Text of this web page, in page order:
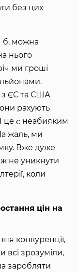
без цих
б, можна
нього
ми гроші
з ЄС та США
рахують
це є неабияким
жаль, ми
Вже дуже
не уникнути
коли
цін на
конкуренції,
всі зрозуміли,
заробляти